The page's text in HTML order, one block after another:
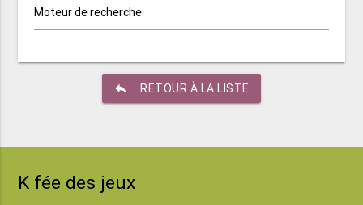
Moteur de recherche
reply RETOUR À LA LISTE
K fée des jeux